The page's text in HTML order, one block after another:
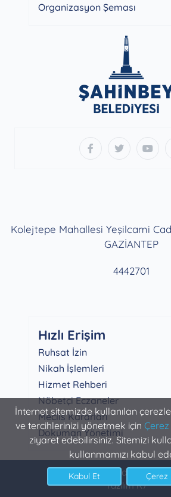
İnternet sitemizde kullanılan
ve tercihlerinizi yönetmek için Çerez
ziyaret edebilirsiniz. Sitemizi
kullanmamızı kabul
Organizasyon Şeması
Kolejtepe Mahallesi Yeşilcami
GAZİANTEP
4442701
Hızlı Erişim
Ruhsat İzin
Nikah İşlemleri
Hizmet Rehberi
Nöbetçi Eczaneler
Meclis Kararları
Doküman Yönetimi
Şahinbey Belediyesi Bilgi
Yazılım K7